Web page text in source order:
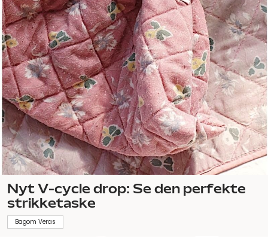
Nyt V-cycle drop: Se den perfekte
strikketaske
Bagom Veras